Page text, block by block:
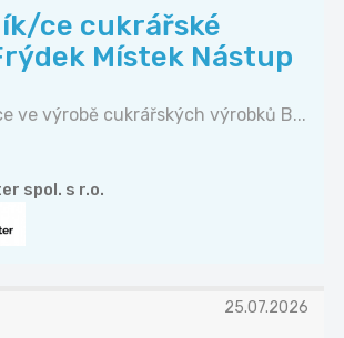
ce cukrářské
Místek Nástup
ve výrobě cukrářských výrobků B...
spol. s r.o.
25.07.2026